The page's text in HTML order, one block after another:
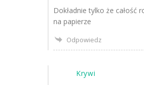
Dokładnie tylko że całość
na papierze
Odpowiedz
Krywi